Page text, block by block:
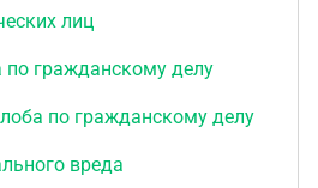
лиц
гражданскому делу
по гражданскому делу
вреда